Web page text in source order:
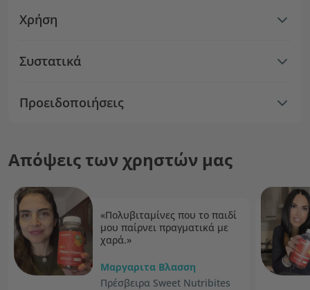
Χρήση
Συστατικά
Προειδοποιήσεις
Απόψεις των χρηστών μας
«Πολυβιταμίνες που το παιδί
μου παίρνει πραγματικά με
χαρά.»
Μαργαριτα Βλασση
Πρέσβειρα Sweet Nutribites